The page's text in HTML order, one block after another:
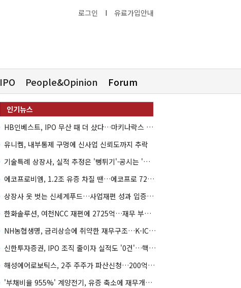
로그인 I 유료가입안내
IPO People&Opinion Forum
HB인베스트, IPO 무산 때 더 샀다…마키나락스 투자 2.7배 회수
유니켐, 내부통제 구멍에 신사업 신뢰도까지 추락
기술특례 상장사, 실적 추정은 '뻥튀기'·공시는 '누락'
에코프로비엠, 1.2조 유증 차질 땐…에코프로 7270억 '독박'
상장사 옷 벗는 신세계푸드…사업재편 성과 입증할까
한화솔루션, 여천NCC 재편에 2725억…재무 부담 커지나
NH농협생명, 금리상승에 취약한 재무구조…K-ICS 변동성 '주의보'
신한투자증권, IPO 조직 줄이자 실적도 '0건'…핵심 인력까지 이탈
해성에어로보틱스, 2주 주주가 파산신청…200억 CB 분쟁 확산
'부채비율 955%' 계양전기, 유증 축소에 재무개선 효과 '뚝'